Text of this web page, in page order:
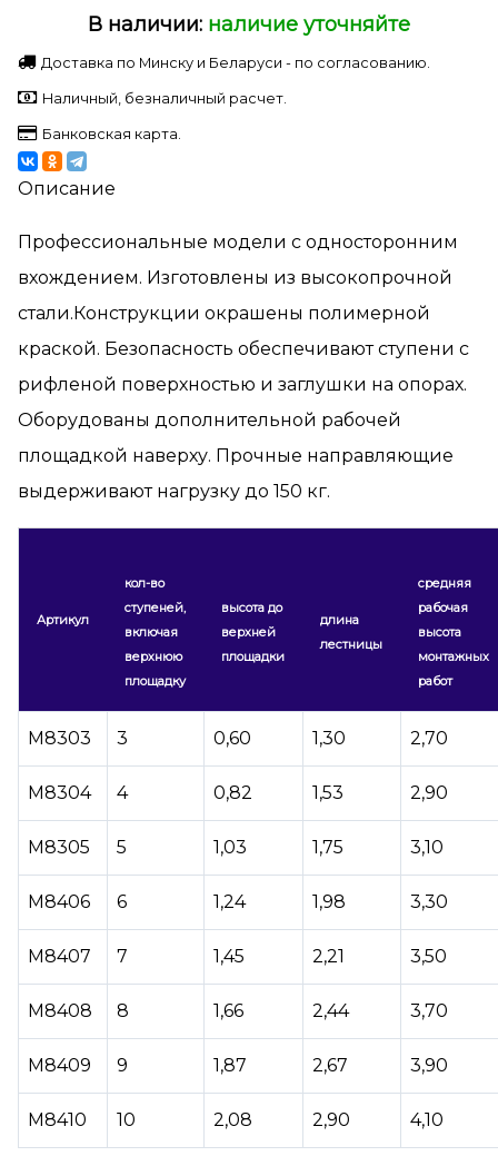
В наличии: наличие уточняйте
Доставка по Минску и Беларуси - по согласованию.
Наличный, безналичный расчет.
Банковская карта.
Описание
Профессиональные модели с односторонним
вхождением. Изготовлены из высокопрочной
стали.Конструкции окрашены полимерной
краской. Безопасность обеспечивают ступени с
рифленой поверхностью и заглушки на опорах.
Оборудованы дополнительной рабочей
площадкой наверху. Прочные направляющие
выдерживают нагрузку до 150 кг.
Артикул
кол-во
ступеней,
включая
верхнюю
площадку
высота до
верхней
площадки
длина
лестницы
средняя
рабочая
высота
монтажных
работ
М8303 3 0,60 1,30 2,70
М8304 4 0,82 1,53 2,90
М8305 5 1,03 1,75 3,10
М8406 6 1,24 1,98 3,30
М8407 7 1,45 2,21 3,50
М8408 8 1,66 2,44 3,70
М8409 9 1,87 2,67 3,90
М8410 10 2,08 2,90 4,10